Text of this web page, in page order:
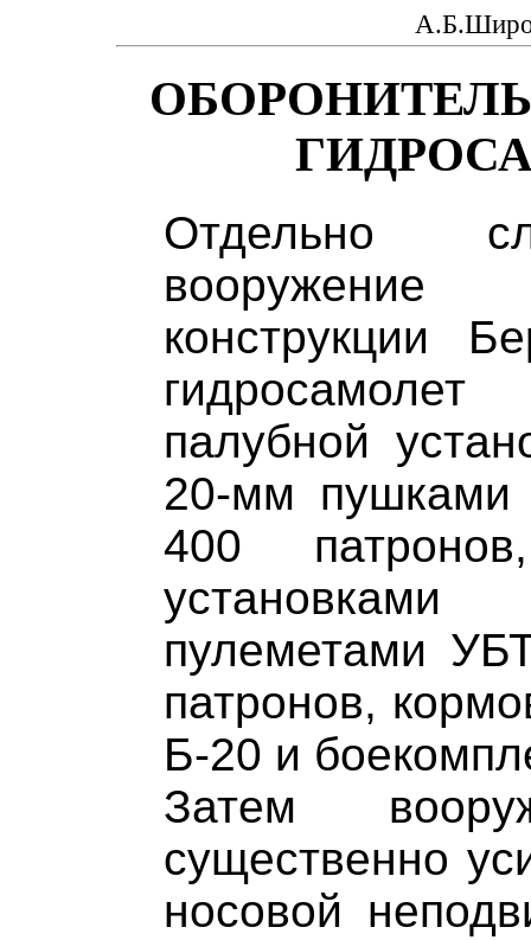
Отдельно
конструкции
палубной
20-мм пушками
400
пулеметами
патронов,
Б-20 и
Затем
существенно
носовой